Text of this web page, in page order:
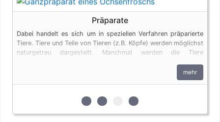
Präparate
Dabei handelt es sich um in speziellen Verfahren präparierte
Tiere. Tiere und Teile von Tieren (z.B. Köpfe) werden möglichst
naturgetreu dargestellt. Manchmal werden die Tiere
dargestellt. Auch Tierpräparate unterliegen den
artenschutzrechtlichen Bestimmungen. Bei privaten Einfuhren
bis zu vier Erzeugnisse von Krokodilen des Anhangs B pro
transportiert werden. Fleisch und Jagdtrophäen sind von
mehr
zur 1. geschützten
zur 2. geschützten
zur 3. geschützten
zur 4. geschützten